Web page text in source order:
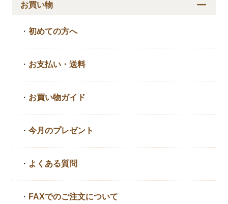
お買い物
・初めての方へ
・ お支払い・送料
・ お買い物ガイド
・今月のプレゼント
・ よくある質問
・ FAXでのご注文について